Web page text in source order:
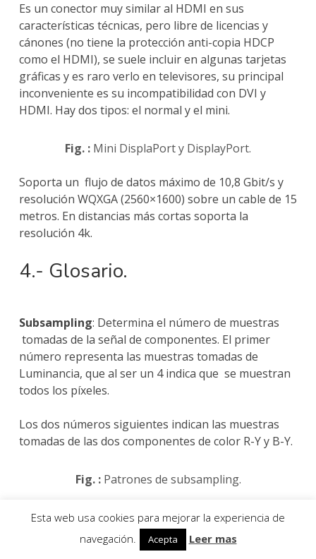
Es un conector muy similar al HDMI en sus
características técnicas, pero libre de licencias y
cánones (no tiene la protección anti-copia HDCP
como el HDMI), se suele incluir en algunas tarjetas
gráficas y es raro verlo en televisores, su principal
inconveniente es su incompatibilidad con DVI y
HDMI. Hay dos tipos: el normal y el mini.
Fig. : Mini DisplaPort y DisplayPort.
Soporta un flujo de datos máximo de 10,8 Gbit/s y
resolución WQXGA (2560×1600) sobre un cable de 15
metros. En distancias más cortas soporta la
resolución 4k.
4.- Glosario.
Subsampling: Determina el número de muestras
tomadas de la señal de componentes. El primer
número representa las muestras tomadas de
Luminancia, que al ser un 4 indica que se muestran
todos los píxeles.
Los dos números siguientes indican las muestras
tomadas de las dos componentes de color R-Y y B-Y.
Fig. :Patrones de subsampling.
El códec utilizado determinará qué patrón de
subsampling se utiliza, veamos algunos ejemplos:
Esta web usa cookies para mejorar la experiencia de
navegación.
Acepta Leer mas